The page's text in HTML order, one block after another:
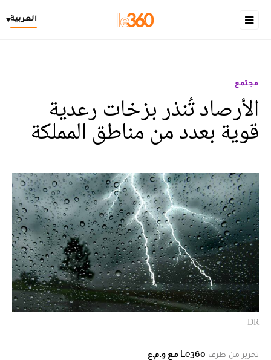
العربية▾
مجتمع
الأرصاد تُنذر بزخات رعدية
قوية بعدد من مناطق المملكة
DR
تحرير من طرف Le360 مع و.م.ع